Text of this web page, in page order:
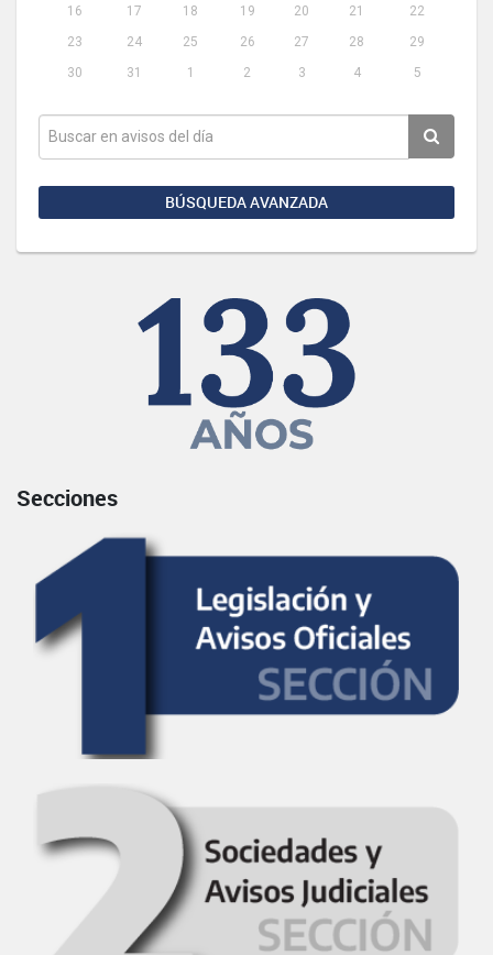
16
17 18 19 20 21
22
23
24 25 26 27 28
29
30
31 1 2 3 4 5
BÚSQUEDA AVANZADA
Secciones